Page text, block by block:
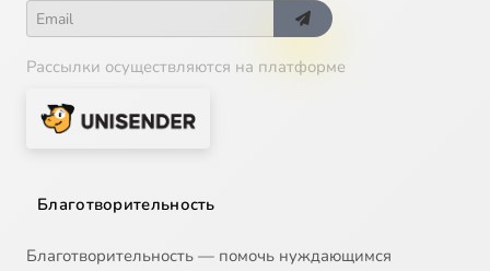
Рассылки осуществляются на платформе
Благотворительность
Благотворительность — помочь нуждающимся